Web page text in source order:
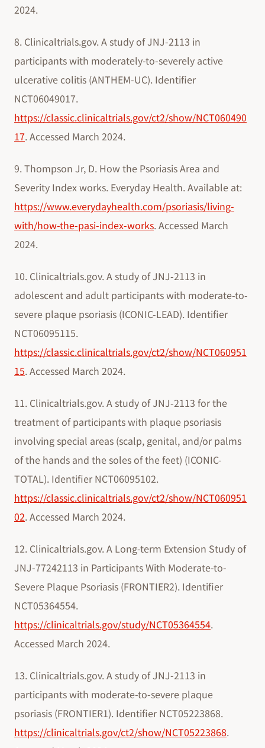
2024.
8. Clinicaltrials.gov. A study of JNJ-2113 in
participants with moderately-to-severely active
ulcerative colitis (ANTHEM-UC). Identifier
NCT06049017.
https://classic.clinicaltrials.gov/ct2/show/NCT060490
17. Accessed March 2024.
9. Thompson Jr, D. How the Psoriasis Area and
Severity Index works. Everyday Health. Available at:
https://www.everydayhealth.com/psoriasis/living-
with/how-the-pasi-index-works. Accessed March
2024.
10. Clinicaltrials.gov. A study of JNJ-2113 in
adolescent and adult participants with moderate-to-
severe plaque psoriasis (ICONIC-LEAD). Identifier
NCT06095115.
https://classic.clinicaltrials.gov/ct2/show/NCT060951
15. Accessed March 2024.
11. Clinicaltrials.gov. A study of JNJ-2113 for the
treatment of participants with plaque psoriasis
involving special areas (scalp, genital, and/or palms
of the hands and the soles of the feet) (ICONIC-
TOTAL). Identifier NCT06095102.
https://classic.clinicaltrials.gov/ct2/show/NCT060951
02. Accessed March 2024.
12. Clinicaltrials.gov. A Long-term Extension Study of
JNJ-77242113 in Participants With Moderate-to-
Severe Plaque Psoriasis (FRONTIER2). Identifier
NCT05364554.
https://clinicaltrials.gov/study/NCT05364554.
Accessed March 2024.
13. Clinicaltrials.gov. A study of JNJ-2113 in
participants with moderate-to-severe plaque
psoriasis (FRONTIER1). Identifier NCT05223868.
https://clinicaltrials.gov/ct2/show/NCT05223868.